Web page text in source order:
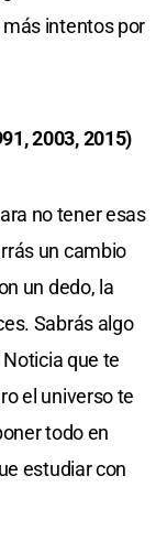
intentos por
2003, 2015)
no tener esas
un cambio
un dedo, la
Sabrás algo
que te
el universo te
todo en
estudiar con